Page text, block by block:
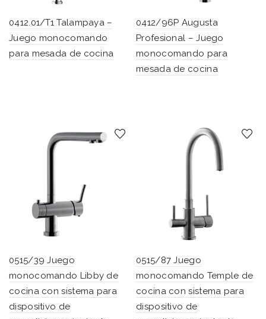
0412.01/T1 Talampaya –
Juego monocomando
para mesada de cocina
0412/96P Augusta
Profesional – Juego
monocomando para
mesada de cocina
0515/39 Juego
monocomando Libby de
cocina con sistema para
dispositivo de
0515/87 Juego
monocomando Temple de
cocina con sistema para
dispositivo de